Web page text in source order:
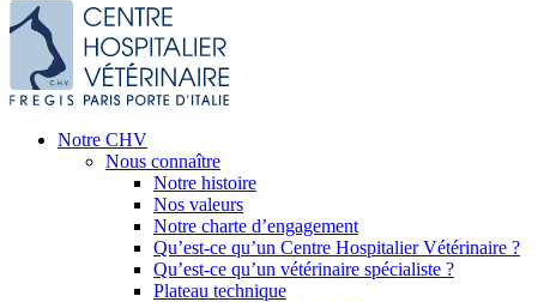
Notre CHV
Nous connaître
Notre histoire
Nos valeurs
Notre charte d’engagement
Qu’est-ce qu’un Centre Hospitalier Vétérinaire ?
Qu’est-ce qu’un vétérinaire spécialiste ?
Plateau technique